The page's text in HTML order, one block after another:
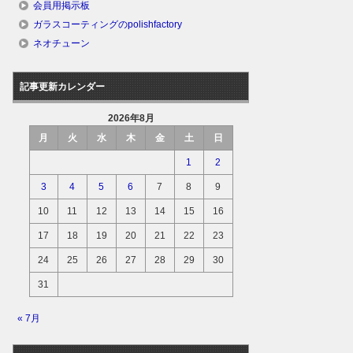
会員用掲示板
ガラスコーティングのpolishfactory
ネオチューン
記事更新カレンダー
2026年8月
月
火 水 木 金 土 日
1 2
3 4 5 6 7 8 9
10 11 12 13 14 15 16
17 18 19 20 21 22 23
24 25 26 27 28 29 30
31
« 7月